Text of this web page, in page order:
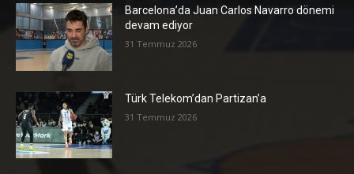
Barcelona’da Juan Carlos Navarro dönemi
devam ediyor
31 Temmuz 2026
Türk Telekom’dan Partizan’a
31 Temmuz 2026